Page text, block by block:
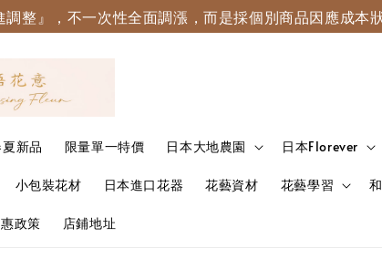
』，不一次性全面調漲，而是採個別商品因應成本狀
新品 限量單一特價 日本大地農園 日本Florever
小包裝花材 日本進口花器 花藝資材 花藝學習
政策 店鋪地址